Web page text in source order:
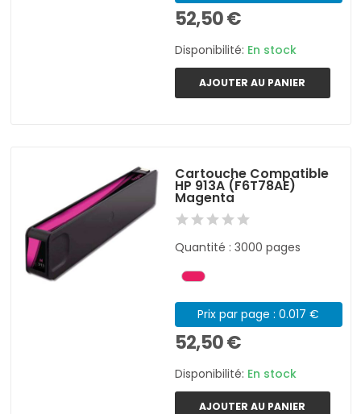
52,50 €
Disponibilité: En stock
AJOUTER AU PANIER
Cartouche Compatible
HP 913A (F6T78AE)
Magenta
Quantité : 3000 pages
Prix par page : 0.017 €
52,50 €
Disponibilité: En stock
AJOUTER AU PANIER